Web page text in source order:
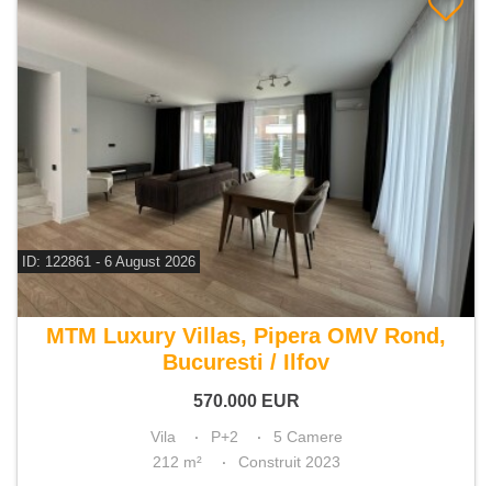
ID: 122861 - 6 August 2026
De vanzare vila 5 camere
MTM Luxury Villas, Pipera OMV Rond,
Bucuresti / Ilfov
570.000 EUR
Vila P+2
5 Camere
212 m²
Construit 2023